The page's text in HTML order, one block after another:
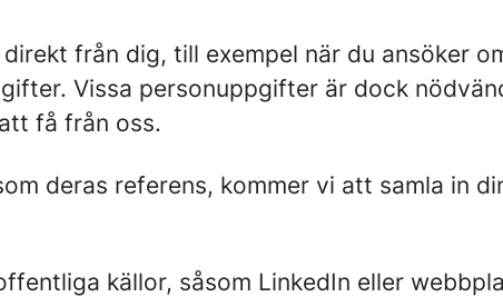
från dig, till exempel när du ansöker
Vissa personuppgifter är dock
få från oss.
deras referens, kommer vi att samla in
källor, såsom LinkedIn eller